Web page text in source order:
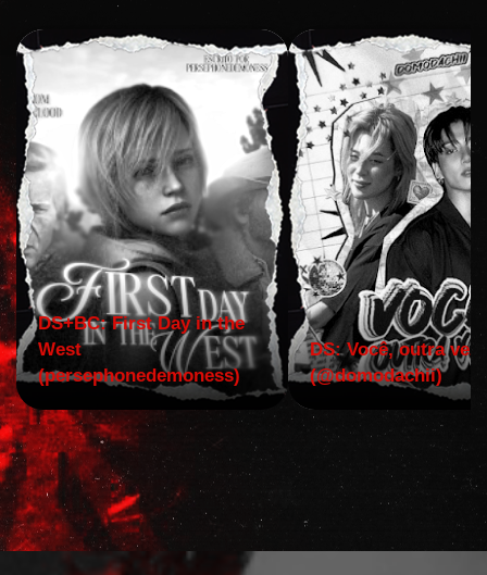
DS+BC: First Day in the
West
(persephonedemoness)
DS: Você, outra vez!
(@domodachii)